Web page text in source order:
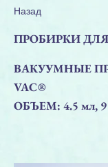
Назад
ПРОБИРКИ ДЛЯ
ВАКУУМНЫЕ
VAC®
ОБЪЕМ: 4.5 мл,